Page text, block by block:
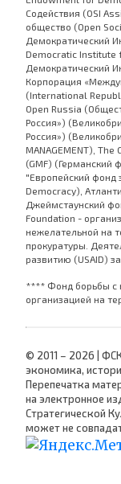
Содействия (OSI
общество (Open
Демократический
Democratic Institute
Демократический
Корпорация
(International
Open Russia
Россия»)
Россия»)
MANAGEMENT),
(GMF)
"Европейский
Democracy),
Джеймстаунский
Foundation -
нежелательной на
прокуратуры.
развитию (USAID)
**** Фонд борьбы с
организацией на
© 2011 – 2026 |
экономика,
Перепечатка
на электронное
Стратегической
может не